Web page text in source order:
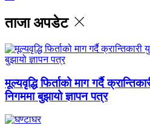
ताजा अपडेट
मूल्यवृद्धि फिर्ताको माग गर्दै
निगममा बुझायो ज्ञापन पत्र